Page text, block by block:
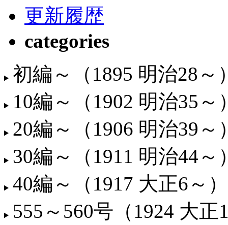
更新履歴
categories
初編～（1895 明治28～
10編～（1902 明治35～
20編～（1906 明治39～
30編～（1911 明治44～
40編～（1917 大正6～）
555～560号（1924 大正